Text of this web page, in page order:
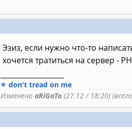
Эзиз, если нужно что-то
хочется тратиться на сервер -
don't tread on me
Изменено aRiGaTo(27.12 / 18:20)